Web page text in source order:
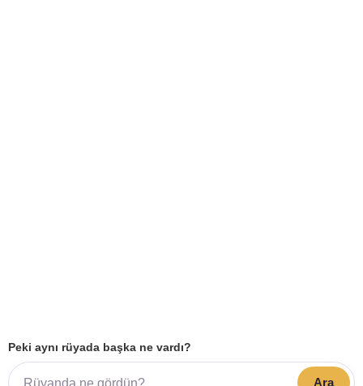
Peki aynı rüyada başka ne vardı?
Ara